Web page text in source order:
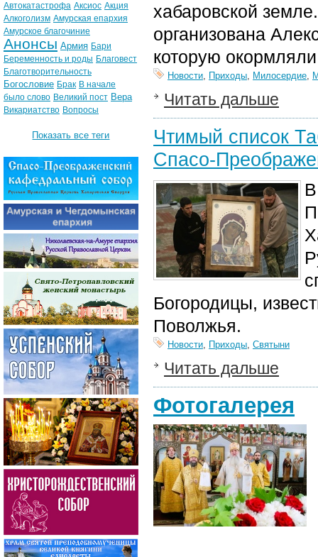
хабаровской
организована
которую
Новости, Приходы, Милосердие,
Читать дальше
Чтимый список
Спасо-
Богородицы,
Поволжья.
Новости, Приходы, Святыни
Читать дальше
Фотогалерея
Автокатастрофа Аксиос Акция
Алкоголизм Амурская епархия
Амурское благочиние
Анонсы Армия Бари
Беременность и роды Благовест
Благотворительность
Богословие Брак В начале
было слово Великий пост Вера
Викариатство Вопросы
Показать все теги